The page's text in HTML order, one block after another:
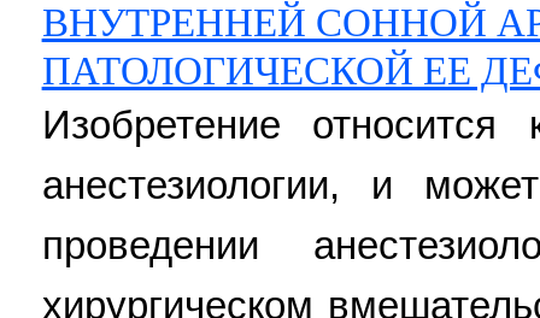
ВНУТРЕННЕЙ СОННОЙ
ПАТОЛОГИЧЕСКОЙ ЕЕ
Изобретение
анестезиологии, и
проведении
хирургическом